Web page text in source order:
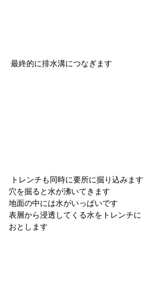
最終的に排水溝につなぎます
トレンチも同時に要所に掘り込みます
穴を掘ると水が沸いてきます
地面の中には水がいっぱいです
表層から浸透してくる水をトレンチに
おとします